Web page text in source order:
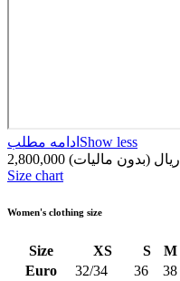
ادامه مطلب Show less
2,800,000 ریال (بدون مالیات)
Size chart
Women's clothing size
Size XS S M
Euro
32/34 36 38